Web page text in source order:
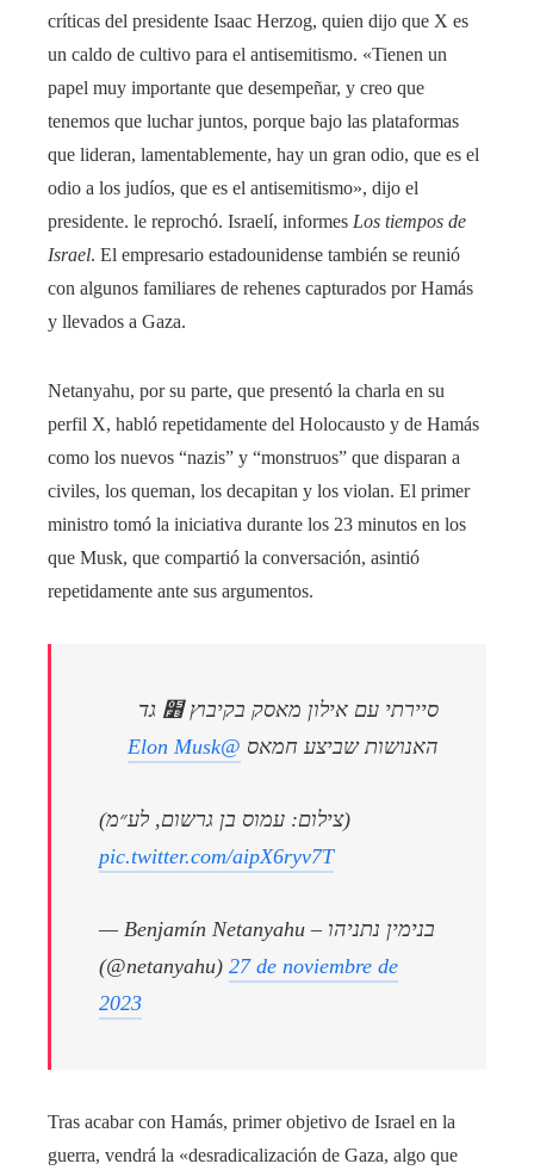
críticas del presidente Isaac Herzog, quien dijo que X es
un caldo de cultivo para el antisemitismo. «Tienen un
papel muy importante que desempeñar, y creo que
tenemos que luchar juntos, porque bajo las plataformas
que lideran, lamentablemente, hay un gran odio, que es el
odio a los judíos, que es el antisemitismo», dijo el
presidente. le reprochó. Israelí, informes Los tiempos de
Israel. El empresario estadounidense también se reunió
con algunos familiares de rehenes capturados por Hamás
y llevados a Gaza.
Netanyahu, por su parte, que presentó la charla en su
perfil X, habló repetidamente del Holocausto y de Hamás
como los nuevos “nazis” y “monstruos” que disparan a
civiles, los queman, los decapitan y los violan. El primer
ministro tomó la iniciativa durante los 23 minutos en los
que Musk, que compartió la conversación, asintió
repetidamente ante sus argumentos.
סיירתי עם אילון מאסק בקיבוץ ׻ גד
האנושות שביצע חמאס @Elon Musk
(צילום: עמוס בן גרשום, לע״מ)
pic.twitter.com/aipX6ryv7T
— Benjamín Netanyahu – בנימין נתניהו
(@netanyahu) 27 de noviembre de
2023
Tras acabar con Hamás, primer objetivo de Israel en la
guerra, vendrá la «desradicalización de Gaza, algo que